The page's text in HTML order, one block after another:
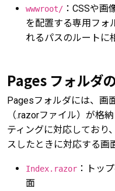
wwwroot/ ：CSSや
を配置する専用フォ
れるパスのルートに
Pages フォルダ
Pagesフォルダには、画
（.razorファイル）が格
ティングに対応しており
スしたときに対応する画
Index.razor ：トッ
面